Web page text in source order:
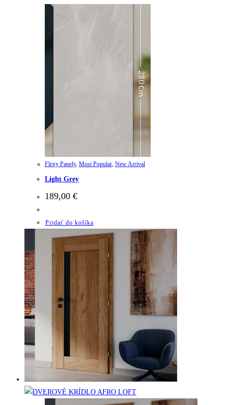
Flexy Panely, Most Popular New Arrival
Light Grey
189,00 €
Pridať do košíka